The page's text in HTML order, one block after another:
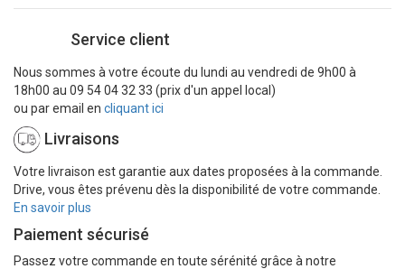
Service client
Nous sommes à votre écoute du lundi au vendredi de 9h00 à
18h00 au 09 54 04 32 33 (prix d'un appel local)
ou par email en cliquant ici
Livraisons
Votre livraison est garantie aux dates proposées à la commande.
Drive, vous êtes prévenu dès la disponibilité de votre commande.
En savoir plus
Paiement sécurisé
Passez votre commande en toute sérénité grâce à notre